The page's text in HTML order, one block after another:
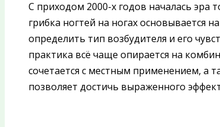
С приходом 2000-х годов началась эра
грибка ногтей на ногах основывается
определить тип возбудителя и его
практика всё чаще опирается на
сочетается с местным применением, а
позволяет достичь выраженного